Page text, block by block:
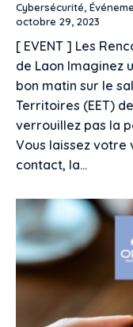
Cybersécurité,
octobre 29, 2023
[ EVENT ] Les
de Laon Imaginez
bon matin sur le
Territoires (EET)
verrouillez pas la
Vous laissez votre
contact, la…